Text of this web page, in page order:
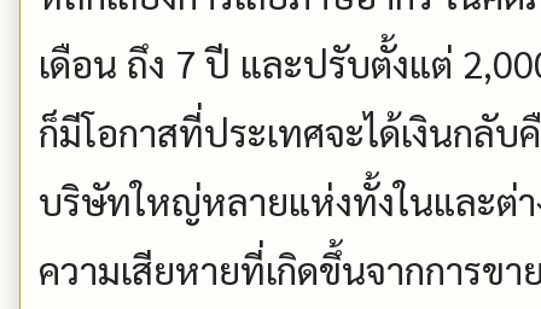
เดือน ถึง 7 ปี และปรับตั้งแต่
ก็มีโอกาสที่ประเทศจะได้เงินกลั
บริษัทใหญ่หลายแห่งทั้งในและต่า
ความเสียหายที่เกิดขึ้นจากการข